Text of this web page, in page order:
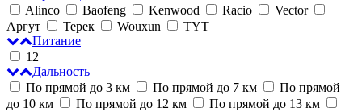
Alinco
Baofeng Kenwood Racio
Vector
Аргут
Терек Wouxun
TYT
Питание
12
Дальность
По прямой до 3 км
По прямой до 7 км
По прямой
до 10 км
По прямой до 12 км
По прямой до 13 км